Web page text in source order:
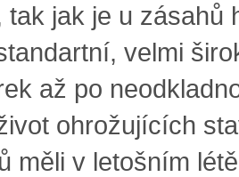
tak jak je u zásahů
velmi
až po
ohrožujících
měli v letošním